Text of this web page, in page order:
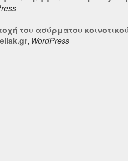
του ασύρματου
, WordPress